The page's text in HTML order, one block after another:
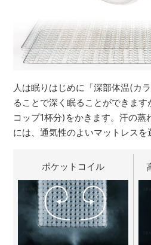
人は眠りはじめに「深部体温(カ
ることで深く眠ることができま
コップ1杯分)をかきます。汗の蒸
には、通気性のよいマットレスを
ポケットコイル